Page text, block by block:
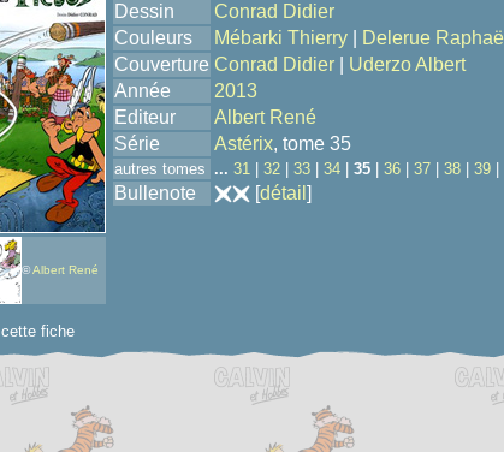
©Albert René
cette fiche
Dessin
Conrad Didier
Couleurs
Mébarki Thierry Delerue Raphaël
Couverture Conrad Didier
Uderzo Albert
Année
2013
Editeur
Albert René
Série
Astérix, tome 35
autres tomes ... 31 32 33 34 35 36 37 38 39
Bullenote [détail ]